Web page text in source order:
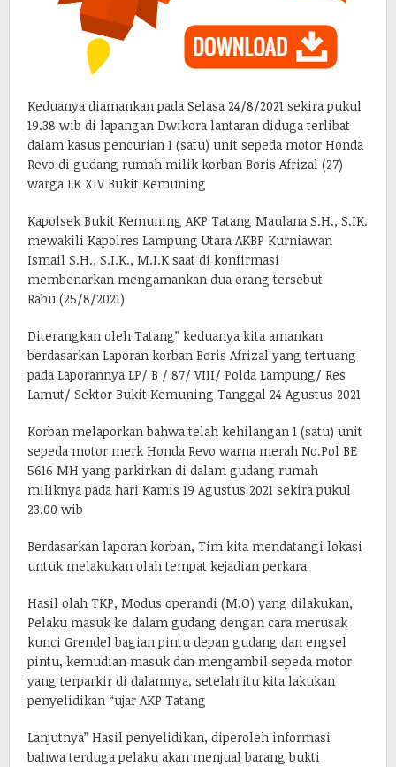
Keduanya diamankan pada Selasa 24/8/2021 sekira pukul
19.38 wib di lapangan Dwikora lantaran diduga terlibat
dalam kasus pencurian 1 (satu) unit sepeda motor Honda
Revo di gudang rumah milik korban Boris Afrizal (27)
warga LK XIV Bukit Kemuning
Kapolsek Bukit Kemuning AKP Tatang Maulana S.H., S.IK.
mewakili Kapolres Lampung Utara AKBP Kurniawan
Ismail S.H., S.I.K., M.I.K saat di konfirmasi
membenarkan mengamankan dua orang tersebut
Rabu (25/8/2021)
Diterangkan oleh Tatang” keduanya kita amankan
berdasarkan Laporan korban Boris Afrizal yang tertuang
pada Laporannya LP/ B / 87/ VIII/ Polda Lampung/ Res
Lamut/ Sektor Bukit Kemuning Tanggal 24 Agustus 2021
Korban melaporkan bahwa telah kehilangan 1 (satu) unit
sepeda motor merk Honda Revo warna merah No.Pol BE
5616 MH yang parkirkan di dalam gudang rumah
miliknya pada hari Kamis 19 Agustus 2021 sekira pukul
23.00 wib
Berdasarkan laporan korban, Tim kita mendatangi lokasi
untuk melakukan olah tempat kejadian perkara
Hasil olah TKP, Modus operandi (M.O) yang dilakukan,
Pelaku masuk ke dalam gudang dengan cara merusak
kunci Grendel bagian pintu depan gudang dan engsel
pintu, kemudian masuk dan mengambil sepeda motor
yang terparkir di dalamnya, setelah itu kita lakukan
penyelidikan “ujar AKP Tatang
Lanjutnya” Hasil penyelidikan, diperoleh informasi
bahwa terduga pelaku akan menjual barang bukti